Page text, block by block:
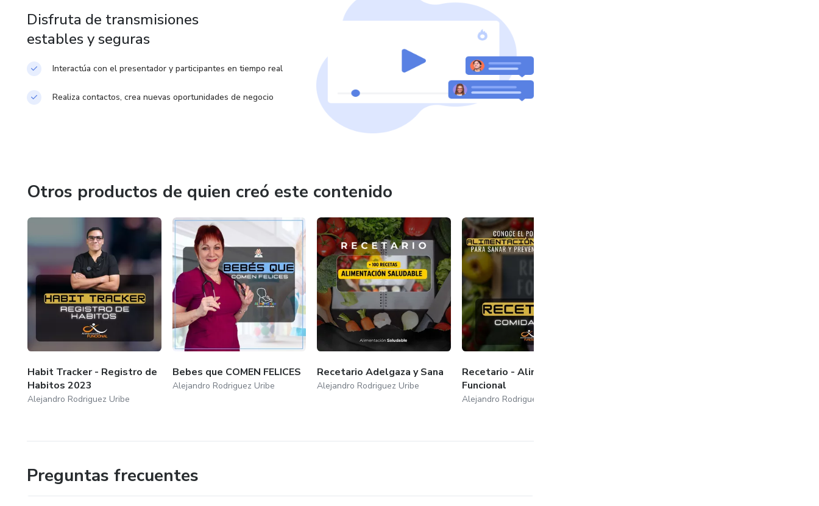
Disfruta de transmisiones
estables y seguras
Interactúa con el presentador y participantes en tiempo real
Realiza contactos, crea nuevas oportunidades de negocio
Otros productos de quien creó este contenido
Habit Tracker - Registro de
Habitos 2023
Alejandro Rodriguez Uribe
Bebes que COMEN FELICES
Alejandro Rodriguez Uribe
Recetario Adelgaza y Sana
Alejandro Rodriguez Uribe
Recetario - Alimentacion
Funcional
Alejandro Rodriguez Uribe
Preguntas frecuentes